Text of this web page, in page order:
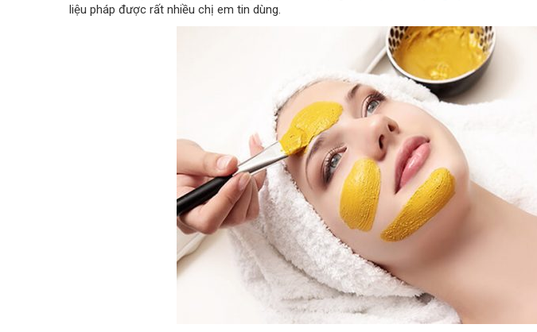
liệu pháp được rất nhiều chị em tin dùng.